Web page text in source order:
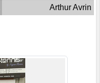
Arthur Avrin